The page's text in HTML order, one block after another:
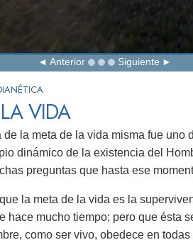
Anterior Siguiente
VIDA
de la meta de la vida misma fue
dinámico de la existencia del
preguntas que hasta ese
la meta de la vida es la
hace mucho tiempo; pero que ésta
como ser vivo, obedece en